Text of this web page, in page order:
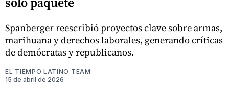
Spanberger reescribió proyectos clave sobre armas,
marihuana y derechos laborales, generando críticas
de demócratas y republicanos.
EL TIEMPO LATINO TEAM
15 de abril de 2026